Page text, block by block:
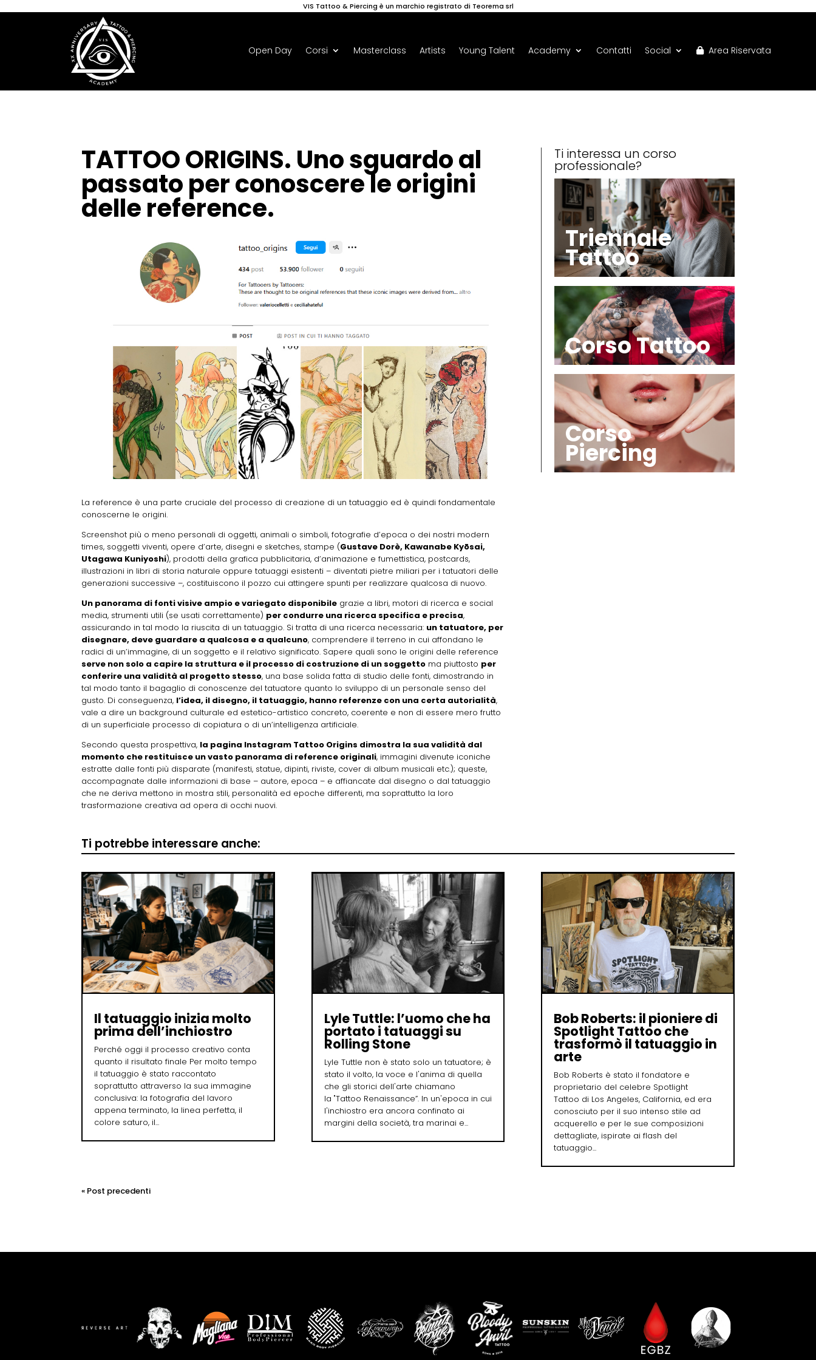
VIS Tattoo & Piercing è un marchio registrato di Teorema srl
Open Day Corsi Masterclass Artists Young Talent Academy Contatti Social Area Riservata
TATTOO ORIGINS. Uno sguardo al
passato per conoscere le origini
delle reference.
La reference è una parte cruciale del processo di creazione di un tatuaggio ed è quindi fondamentale
conoscerne le origini.
Screenshot più o meno personali di oggetti, animali o simboli, fotografie d’epoca o dei nostri modern
times, soggetti viventi, opere d’arte, disegni e sketches, stampe (Gustave Dorè, Kawanabe Kyōsai,
Utagawa Kuniyoshi), prodotti della grafica pubblicitaria, d’animazione e fumettistica, postcards,
illustrazioni in libri di storia naturale oppure tatuaggi esistenti – diventati pietre miliari per i tatuatori delle
generazioni successive –, costituiscono il pozzo cui attingere spunti per realizzare qualcosa di nuovo.
Un panorama di fonti visive ampio e variegato disponibile grazie a libri, motori di ricerca e social
media, strumenti utili (se usati correttamente) per condurre una ricerca specifica e precisa,
assicurando in tal modo la riuscita di un tatuaggio. Si tratta di una ricerca necessaria: un tatuatore, per
disegnare, deve guardare a qualcosa e a qualcuno, comprendere il terreno in cui affondano le
radici di un’immagine, di un soggetto e il relativo significato. Sapere quali sono le origini delle reference
serve non solo a capire la struttura e il processo di costruzione di un soggetto ma piuttosto per
conferire una validità al progetto stesso, una base solida fatta di studio delle fonti, dimostrando in
tal modo tanto il bagaglio di conoscenze del tatuatore quanto lo sviluppo di un personale senso del
gusto. Di conseguenza, l’idea, il disegno, il tatuaggio, hanno referenze con una certa autorialità,
vale a dire un background culturale ed estetico-artistico concreto, coerente e non di essere mero frutto
di un superficiale processo di copiatura o di un’intelligenza artificiale.
Secondo questa prospettiva, la pagina Instagram Tattoo Origins dimostra la sua validità dal
momento che restituisce un vasto panorama di reference originali, immagini divenute iconiche
estratte dalle fonti più disparate (manifesti, statue, dipinti, riviste, cover di album musicali etc.); queste,
accompagnate dalle informazioni di base – autore, epoca – e affiancate dal disegno o dal tatuaggio
che ne deriva mettono in mostra stili, personalità ed epoche differenti, ma soprattutto la loro
trasformazione creativa ad opera di occhi nuovi.
Ti interessa un corso
professionale?
Triennale
Tattoo
Corso Tattoo
Corso
Piercing
Ti potrebbe interessare anche:
Il tatuaggio inizia molto
prima dell’inchiostro
Perché oggi il processo creativo conta
quanto il risultato finale Per molto tempo
il tatuaggio è stato raccontato
soprattutto attraverso la sua immagine
conclusiva: la fotografia del lavoro
appena terminato, la linea perfetta, il
colore saturo, il...
Lyle Tuttle: l’uomo che ha
portato i tatuaggi su
Rolling Stone
Lyle Tuttle non è stato solo un tatuatore; è
stato il volto, la voce e l'anima di quella
che gli storici dell'arte chiamano
la "Tattoo Renaissance”. In un'epoca in cui
l'inchiostro era ancora confinato ai
margini della società, tra marinai e...
Bob Roberts: il pioniere di
Spotlight Tattoo che
trasformò il tatuaggio in
arte
Bob Roberts è stato il fondatore e
proprietario del celebre Spotlight
Tattoo di Los Angeles, California, ed era
conosciuto per il suo intenso stile ad
acquerello e per le sue composizioni
dettagliate, ispirate ai flash del
tatuaggio...
« Post precedenti